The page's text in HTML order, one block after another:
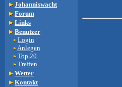
Johanniswacht
Forum
Links
Benutzer
Login
Anlegen
Top 20
Treffen
Wetter
Kontakt